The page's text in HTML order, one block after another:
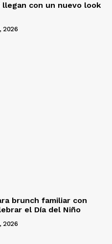
llegan con un nuevo look
2026
brunch familiar con
el Día del Niño
2026